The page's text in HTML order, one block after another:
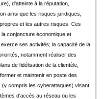
d'atteinte à la réputation,
ainsi que les risques juridiques,
et les autres risques. Ces
conjoncture économique et
ses activités; la capacité de la
notamment réaliser des
de fidélisation de la clientèle,
et maintenir en poste des
(y compris les cyberattaques) visant
d'accès au réseau ou les